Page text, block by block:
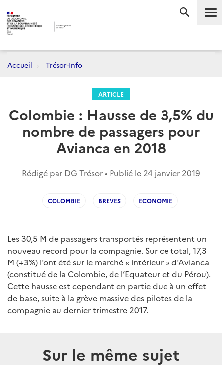
Accueil Trésor-Info
ARTICLE
Colombie : Hausse de 3,5% du
nombre de passagers pour
Avianca en 2018
Rédigé par DG Trésor • Publié le 24 janvier 2019
COLOMBIE BREVES ECONOMIE
Les 30,5 M de passagers transportés représentent un
nouveau record pour la compagnie. Sur ce total, 17,3
M (+3%) l’ont été sur le marché « intérieur » d’Avianca
(constitué de la Colombie, de l’Equateur et du Pérou).
Cette hausse est cependant en partie due à un effet
de base, suite à la grève massive des pilotes de la
compagnie au dernier trimestre 2017.
Sur le même sujet